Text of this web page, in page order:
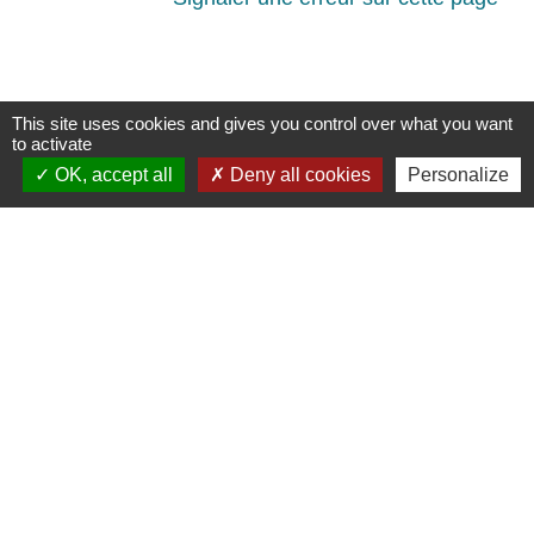
Mairie, contact
Commune de Champs-sur-Yonne
This site uses cookies and gives you control over what you want
to activate
OK, accept all
Deny all cookies Personalize